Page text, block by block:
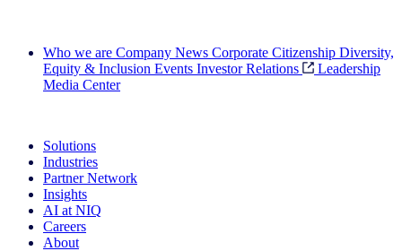
Who we are Company News Corporate Citizenship Diversity,
Equity & Inclusion Events Investor Relations
Leadership
Media Center
Solutions
Industries
Partner Network
Insights
AI at NIQ
Careers
About